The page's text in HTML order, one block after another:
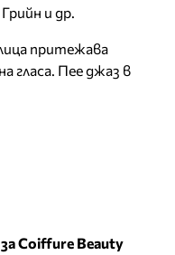
и др.
притежава
гласа. Пее джаз в
Coiffure Beauty